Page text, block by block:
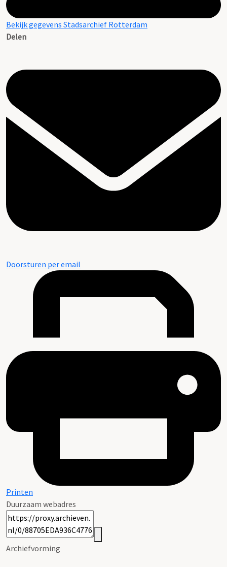
Bekijk gegevens Stadsarchief Rotterdam
Delen
Doorsturen per email
Printen
Duurzaam webadres
Archiefvorming